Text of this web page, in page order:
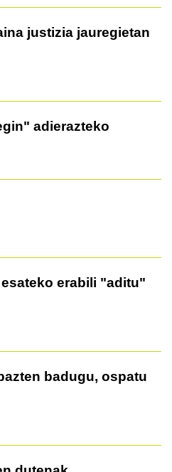
justizia jauregietan
adierazteko
erabili "aditu"
badugu, ospatu